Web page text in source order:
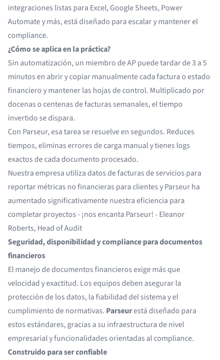
integraciones listas para Excel, Google Sheets, Power
Automate y más, está diseñado para escalar y mantener el
compliance.
¿Cómo se aplica en la práctica?
Sin automatización, un miembro de AP puede tardar de 3 a 5
minutos en abrir y copiar manualmente cada factura o estado
financiero y mantener las hojas de control. Multiplicado por
docenas o centenas de facturas semanales, el tiempo
invertido se dispara.
Con Parseur, esa tarea se resuelve en segundos. Reduces
tiempos, eliminas errores de carga manual y tienes logs
exactos de cada documento procesado.
Nuestra empresa utiliza datos de facturas de servicios para
reportar métricas no financieras para clientes y Parseur ha
aumentado significativamente nuestra eficiencia para
completar proyectos - ¡nos encanta Parseur! - Eleanor
Roberts, Head of Audit
Seguridad, disponibilidad y compliance para documentos
financieros
El manejo de documentos financieros exige más que
velocidad y exactitud. Los equipos deben asegurar la
protección de los datos, la fiabilidad del sistema y el
cumplimiento de normativas. Parseurestá diseñado para
estos estándares, gracias a su infraestructura de nivel
empresarial y funcionalidades orientadas al compliance.
Construido para ser confiable